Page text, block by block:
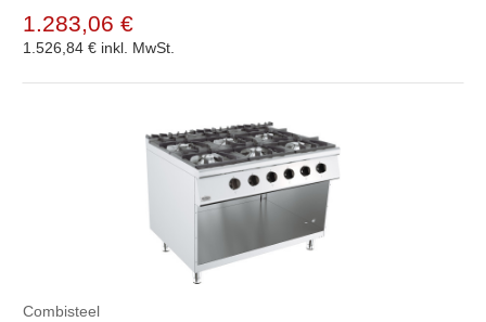
1.283,06 €
1.526,84 € inkl. MwSt.
Combisteel